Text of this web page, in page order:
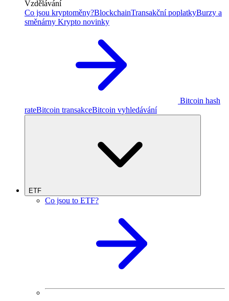
Vzdělávání
Co jsou kryptoměny?BlockchainTransakční poplatkyBurzy a
směnárny Krypto novinky
Bitcoin hash
rateBitcoin transakceBitcoin vyhledávání
ETF
Co jsou to ETF?